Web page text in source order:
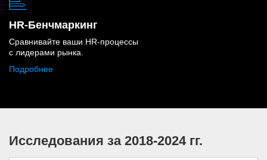
HR-Бенчмаркинг
Сравнивайте ваши HR-процессы
с лидерами рынка.
Подробнее
Исследования за 2018-2024 гг.